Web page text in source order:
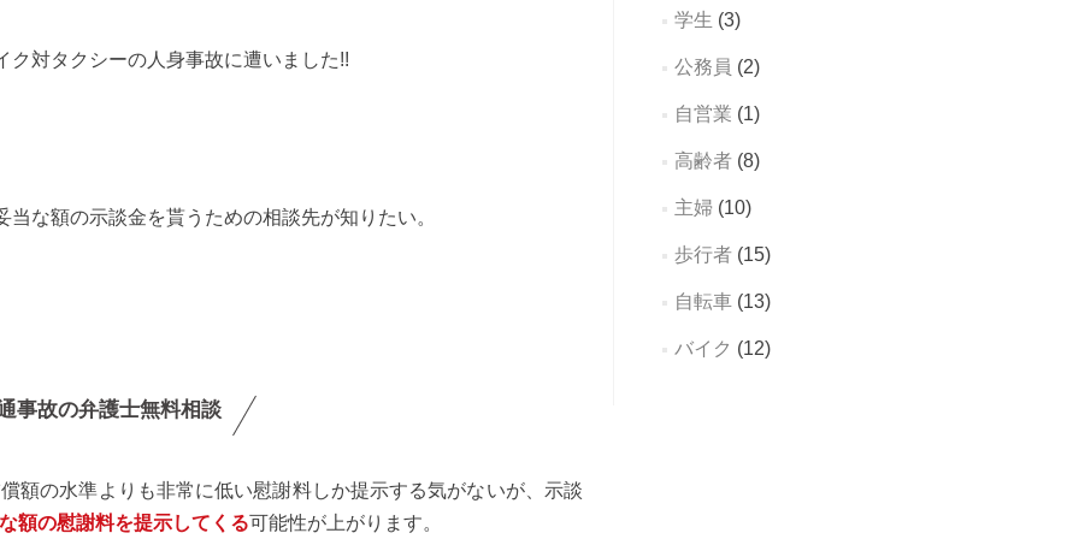
ク対タクシーの人身事故に遭いました!!
当な額の示談金を貰うための相談先が知りたい。
事故の弁護士無料相談
額の水準よりも非常に低い慰謝料しか提示する気がないが、示談
額の慰謝料を提示してくる可能性が上がります。
学生 (3)
公務員 (2)
自営業 (1)
高齢者(8)
主婦(10)
歩行者(15)
自転車(13)
バイク (12)